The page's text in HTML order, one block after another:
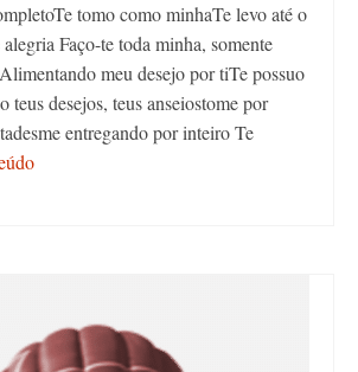
tomo como minhaTe levo até o
Faço-te toda minha, somente
meu desejo por tiTe possuo
teus desejos, teus anseiostome por
entregando por inteiro Te